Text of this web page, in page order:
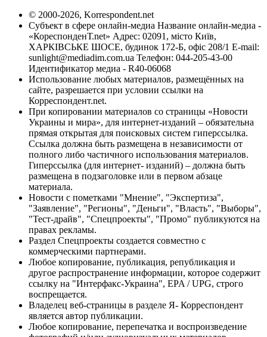
© 2000-2026, Korrespondent.net
Субъект в сфере онлайн-медиа Название онлайн-медиа -
«КореспонденТ.net» Адрес: 02091, місто Київ,
ХАРКІВСЬКЕ ШОСЕ, будинок 172-Б, офіс 208/1 E-mail:
sunlight@mediadim.com.ua Телефон: 044-205-43-00
Идентификатор медиа - R40-06068
Использование любых материалов, размещённых на
сайте, разрешается при условии ссылки на
Корреспондент.net.
При копировании материалов со страницы «Новости
Украины и мира», для интернет-изданий – обязательна
прямая открытая для поисковых систем гиперссылка.
Ссылка должна быть размещена в независимости от
полного либо частичного использования материалов.
Гиперссылка (для интернет- изданий) – должна быть
размещена в подзаголовке или в первом абзаце
материала.
Новости с пометками "Мнение", "Экспертиза",
"Заявление", "Регионы", "Деньги", "Власть", "Выборы",
"Тест-драйв", "Спецпроекты", "Промо" публикуются на
правах рекламы.
Раздел Спецпроекты создается совместно с
коммерческими партнерами.
Любое копирование, публикация, републикация и
другое распространение информации, которое содержит
ссылку на "Интерфакс-Украина", EPA / UPG, строго
воспрещается.
Владелец веб-страницы в разделе Я- Корреспондент
является автор публикации.
Любое копирование, перепечатка и воспроизведение